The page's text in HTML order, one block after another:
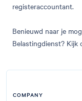
registeraccountant.
Benieuwd naar je
Belastingdienst? Kijk
COMPANY